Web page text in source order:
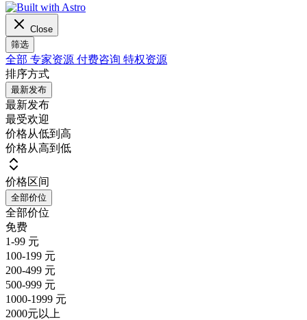
Close
筛选
全部 专家资源 付费咨询 特权资源
排序方式
最新发布
最新发布
最受欢迎
价格从低到高
价格从高到低
价格区间
全部价位
全部价位
免费
1-99 元
100-199 元
200-499 元
500-999 元
1000-1999 元
2000元以上